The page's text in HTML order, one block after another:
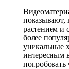
показывают,
растением и
более
уникальные
интересным
попробовать